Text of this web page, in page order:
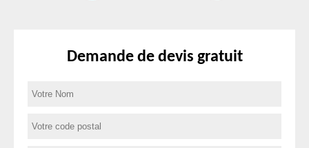
Demande de devis gratuit